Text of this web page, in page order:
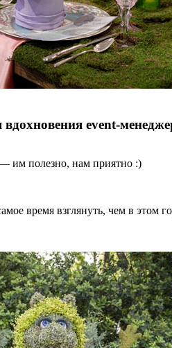
event-
— им полезно, нам приятно :)
время взглянуть, чем в этом